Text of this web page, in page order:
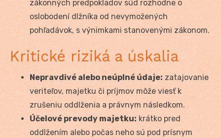
zákonných predpokladov súd rozhodne o
oslobodení dlžníka od nevymožených
pohľadávok, s výnimkami stanovenými zákonom.
Kritické riziká a úskalia
Nepravdivé alebo neúplné údaje: zatajovanie
veriteľov, majetku či príjmov môže viesť k
zrušeniu oddlženia a právnym následkom.
Účelové prevody majetku: krátko pred
oddlžením alebo počas neho sú pod prísnym